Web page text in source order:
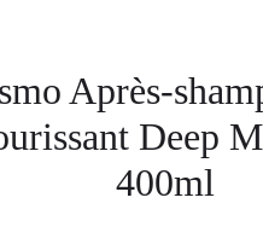
Après-
Deep
400ml